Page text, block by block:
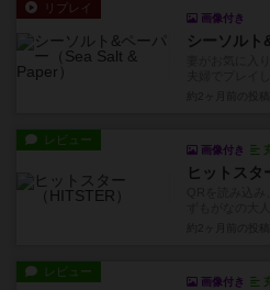
リプレイ
画像付き
シーソルト
レビュー
画像付き
ヒットスタ
レビュー
画像付き